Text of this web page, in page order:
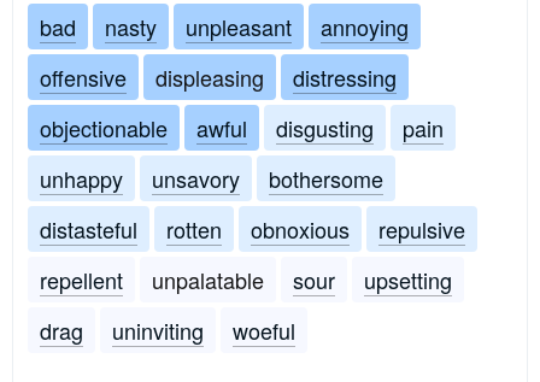
bad
nasty unpleasant
annoying
offensive
displeasing
distressing
objectionable
awful disgusting
pain
unhappy
unsavory
bothersome
distasteful
rotten obnoxious
repulsive
repellent
unpalatable sour
upsetting
drag
uninviting woeful